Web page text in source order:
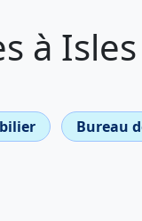
à
Bureau